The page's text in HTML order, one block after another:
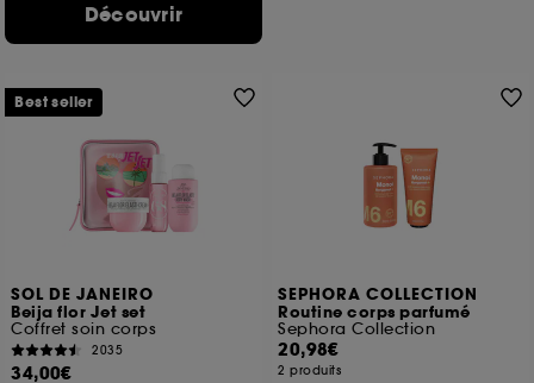
Découvrir
SOL DE JANEIRO
Beija flor Jet set
Coffret soin corps
2035
34,00€
Best seller
SEPHORA COLLECTION
Routine corps parfumé
Sephora Collection
20,98€
2 produits